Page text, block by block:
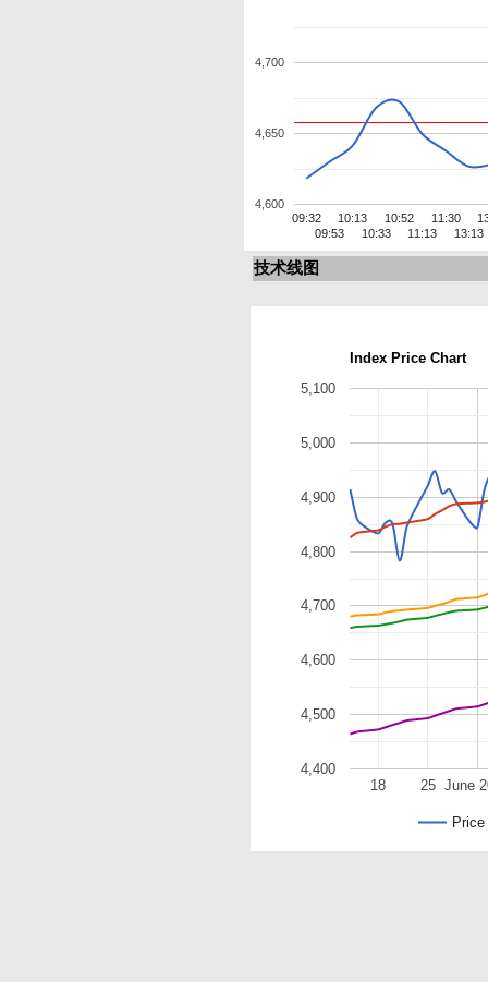
09:32
09:53
10:13
10:33
10:52
11:13
11:30
13:13
4,600
4,650
4,700
技术线图
Index Price Chart
Price
June
18 25
4,400
4,500
4,600
4,700
4,800
4,900
5,000
5,100